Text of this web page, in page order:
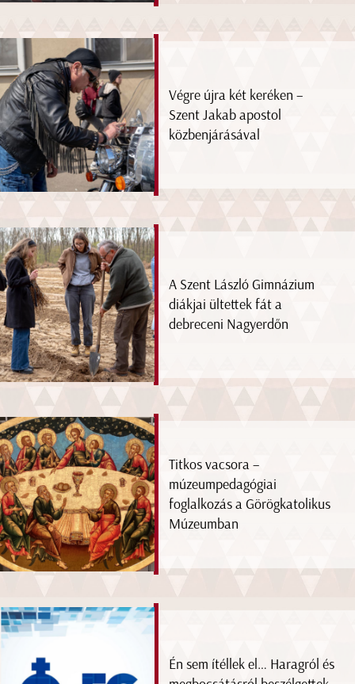
Végre újra két keréken –
Szent Jakab apostol
közbenjárásával
A Szent László Gimnázium
diákjai ültettek fát a
debreceni Nagyerdőn
Titkos vacsora –
múzeumpedagógiai
foglalkozás a Görögkatolikus
Múzeumban
Én sem ítéllek el… Haragról és